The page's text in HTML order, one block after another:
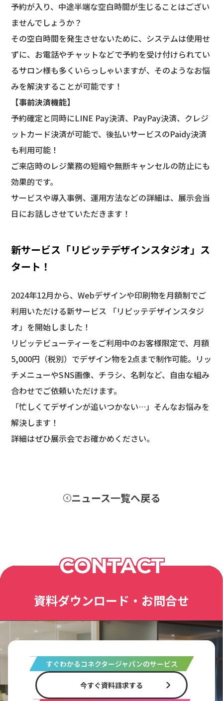
予約が入り、中途半端な空白時間が生じることはござい
ませんでしょうか？
その空白時間を発生させないために、システムは使用せ
ずに、お電話やチャットなどで予約を受け付けられてい
るサロン様も多くいらっしゃいますが、そのようなお悩
みを解決することが可能です！
【事前決済機能】
予約確定と同時にLINE Pay決済、PayPay決済、クレジ
ットカード決済が可能で、後払いサービスのPaidy決済
も利用可能！
ご来店時のレジ業務の短縮や無断キャンセルの防止にも
効果的です。
サービスや導入事例、運用方法などの詳細は、展示会当
日にお話しさせていただきます！
新サービス「リピッテデザインスタジオ」ス
タート！
2024年12月から、Webデザインや印刷物を月額制でご
利用いただける新サービス 「リピッテデザインスタジ
オ」を開始しました！
リピッテビューティーをご利用中のお客様限定で、月額
5,000円（税別）でデザイン物を2点まで制作可能。リッ
チメニューやSNS画像、チラシ、名刺など、自由な組み
合わせでご依頼いただけます。
「忙しくてデザインが追いつかない…」そんなお悩みを
解決します！
詳細はぜひ展示会でお確かめください。
ニュース一覧へ戻る
CONTACT
資料ダウンロード・お問合せ
すぐわかるコネクタージャパンのサービス
今すぐ資料請求する